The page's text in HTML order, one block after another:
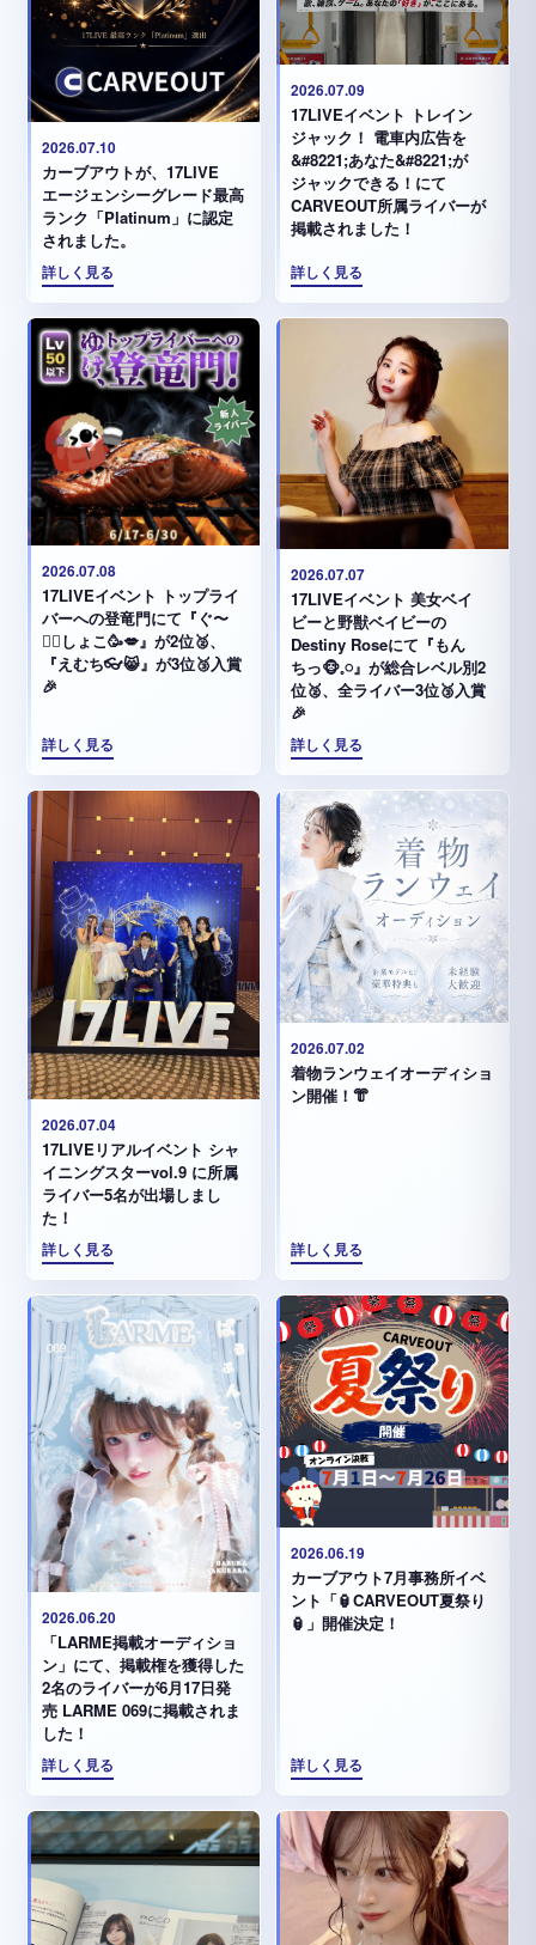
2026.07.10
カーブアウトが、17LIVE
エージェンシーグレード最高
ランク「Platinum」に認定
されました。
詳しく見る
2026.07.09
17LIVEイベント トレイン
ジャック！ 電車内広告を
&#8221;あなた&#8221;が
ジャックできる！にて
CARVEOUT所属ライバーが
掲載されました！
詳しく見る
2026.07.08
17LIVEイベント トップライ
バーへの登竜門にて『ぐ〜
✊🏻‪しょこ🥳💋』が2位🥈、
『えむち👓😸』が3位🥉入賞
🎉
詳しく見る
2026.07.07
17LIVEイベント 美女ベイ
ビーと野獣ベイビーの
Destiny Roseにて『もん
ちっ🐵𓈒𓏸︎︎︎︎』が総合レベル別2
位🥈、全ライバー3位🥉入賞
🎉
詳しく見る
2026.07.04
17LIVEリアルイベント シャ
イニングスターvol.9 に所属
ライバー5名が出場しまし
た！
詳しく見る
2026.07.02
着物ランウェイオーディショ
ン開催！👘
詳しく見る
2026.06.20
「LARME掲載オーディショ
ン」にて、掲載権を獲得した
2名のライバーが6月17日発
売 LARME 069に掲載されま
した！
詳しく見る
2026.06.19
カーブアウト7月事務所イベ
ント「🏮CARVEOUT夏祭り
🏮」開催決定！
詳しく見る